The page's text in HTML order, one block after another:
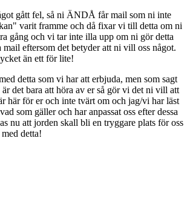
gått fel, så ni ÄNDÅ får mail som ni inte
varit framme och då fixar vi till detta om ni
gång och vi tar inte illa upp om ni gör detta
eftersom det betyder att ni vill oss något.
än ett för lite!
detta som vi har att erbjuda, men som sagt
det bara att höra av er så gör vi det ni vill att
här för er och inte tvärt om och jag/vi har läst
som gäller och har anpassat oss efter dessa
nu att jorden skall bli en tryggare plats för oss
detta!